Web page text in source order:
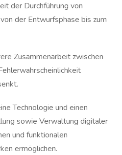
der Durchführung von
der Entwurfsphase bis zum
Zusammenarbeit zwischen
Technologie und einen
sowie Verwaltung digitaler
und funktionalen
ermöglichen.